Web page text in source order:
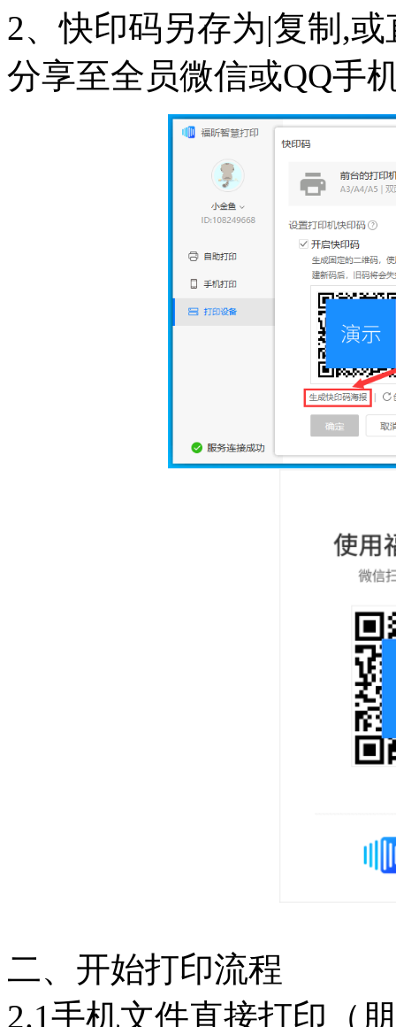
2、快印码另存为|复制,
分享至全员微信或QQ手
二、开始打印流程
2.1手机文件直接打印（